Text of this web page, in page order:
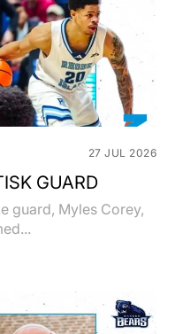
27 JUL 2026
GUARD
guard, Myles Corey,